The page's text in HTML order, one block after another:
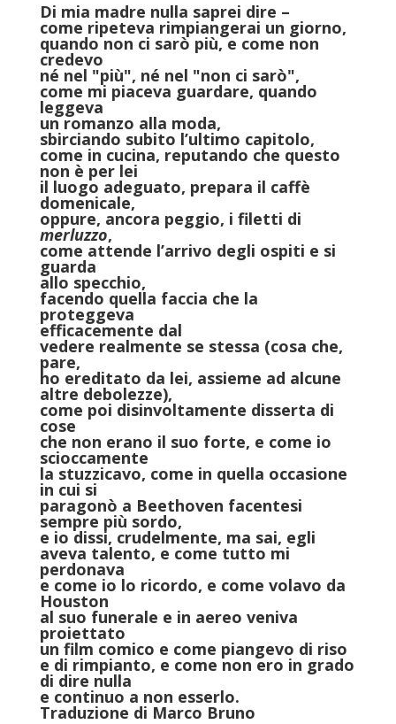
Di mia madre nulla saprei dire –
come ripeteva rimpiangerai un giorno,
quando non ci sarò più, e come non
credevo
né nel "più", né nel "non ci sarò",
come mi piaceva guardare, quando
leggeva
un romanzo alla moda,
sbirciando subito l’ultimo capitolo,
come in cucina, reputando che questo
non è per lei
il luogo adeguato, prepara il caffè
domenicale,
oppure, ancora peggio, i filetti di
merluzzo,
come attende l’arrivo degli ospiti e si
guarda
allo specchio,
facendo quella faccia che la
proteggeva
efficacemente dal
vedere realmente se stessa (cosa che,
pare,
ho ereditato da lei, assieme ad alcune
altre debolezze),
come poi disinvoltamente disserta di
cose
che non erano il suo forte, e come io
scioccamente
la stuzzicavo, come in quella occasione
in cui si
paragonò a Beethoven facentesi
sempre più sordo,
e io dissi, crudelmente, ma sai, egli
aveva talento, e come tutto mi
perdonava
e come io lo ricordo, e come volavo da
Houston
al suo funerale e in aereo veniva
proiettato
un film comico e come piangevo di riso
e di rimpianto, e come non ero in grado
di dire nulla
e continuo a non esserlo.
Traduzione di Marco Bruno